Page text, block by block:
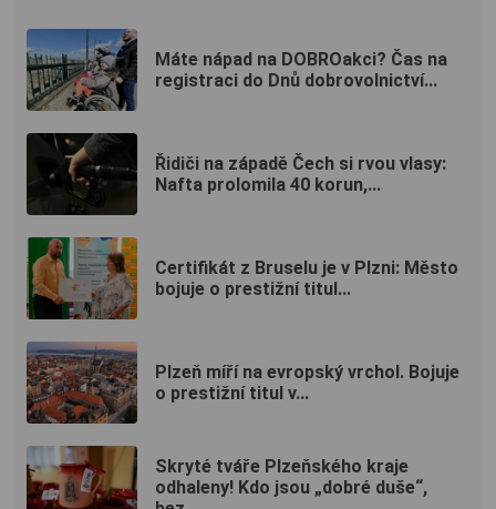
Máte nápad na DOBROakci? Čas na
registraci do Dnů dobrovolnictví...
Řidiči na západě Čech si rvou vlasy:
Nafta prolomila 40 korun,...
Certifikát z Bruselu je v Plzni: Město
bojuje o prestižní titul...
Plzeň míří na evropský vrchol. Bojuje
o prestižní titul v...
Skryté tváře Plzeňského kraje
odhaleny! Kdo jsou „dobré duše“,